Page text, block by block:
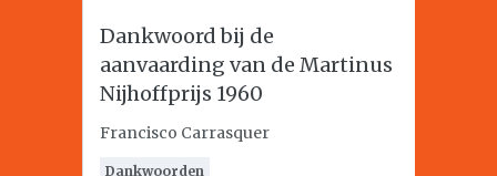
Dankwoord bij de
aanvaarding van de Martinus
Nijhoffprijs 1960
Francisco Carrasquer
Dankwoorden